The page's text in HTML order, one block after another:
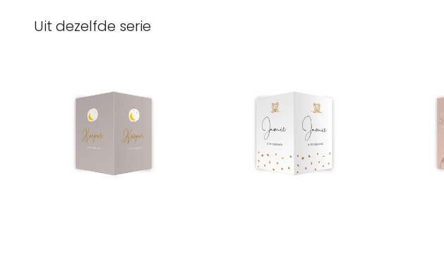
Uit dezelfde serie